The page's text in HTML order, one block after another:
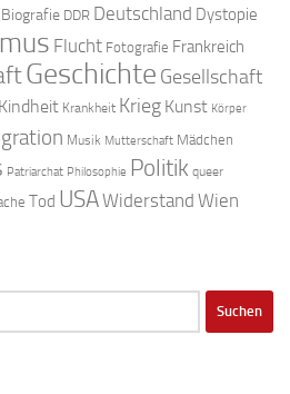
Biografie DDR Deutschland Dystopie
Flucht Fotografie Frankreich
Geschichte Gesellschaft
Kindheit Krankheit Krieg Kunst Körper
Musik Mutterschaft Mädchen
Patriarchat Philosophie Politik queer
Tod USAWiderstand Wien